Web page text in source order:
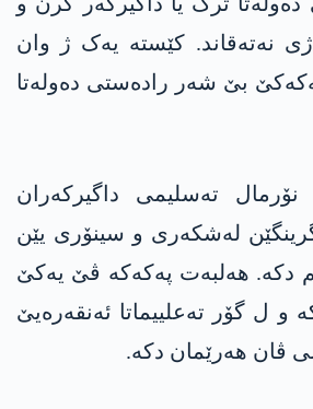
نەتەقاند. کێستە یەک ژ وان
بێ شەر رادەستی دەولەتا
نۆرمال تەسلیمی داگیرکەران
لەشکەری و سینۆری یێن
دکە. ھەلبەت پەکەکە ڤێ یەکێ
و ل گۆر تەعلییماتا ئەنقەرەیێ
ڤان ھەرێمان دکە.